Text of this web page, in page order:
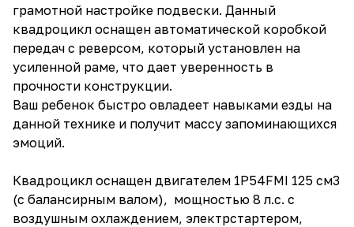
грамотной настройке подвески. Данный
квадроцикл оснащен автоматической коробкой
передач с реверсом, который установлен на
усиленной раме, что дает уверенность в
прочности конструкции.
Ваш ребенок быстро овладеет навыками езды на
данной технике и получит массу запоминающихся
эмоций.
Квадроцикл оснащен двигателем 1P54FMI 125 см3
(с балансирным валом), мощностью 8 л.с. c
воздушным охлаждением, электрстартером,